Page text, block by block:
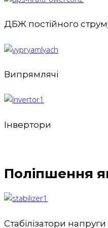
ДБЖ постійного
Випрямлячі
Інвертори
Поліпшення
Стабілізатори напруги